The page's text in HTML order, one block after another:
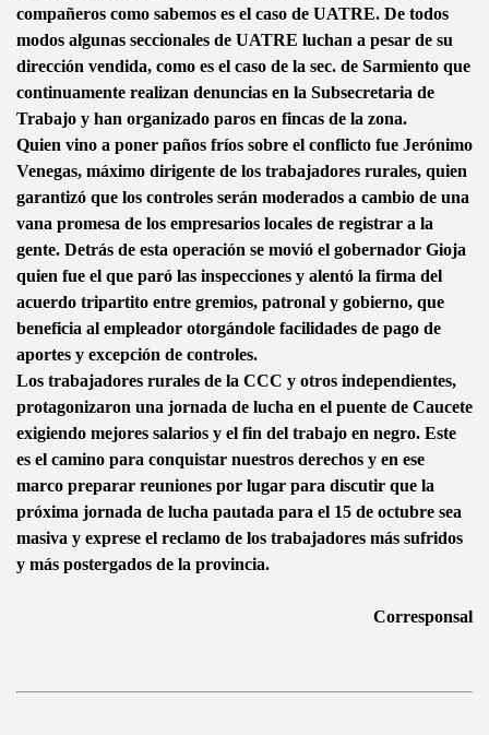
compañeros como sabemos es el caso de UATRE. De todos
modos algunas seccionales de UATRE luchan a pesar de su
dirección vendida, como es el caso de la sec. de Sarmiento que
continuamente realizan denuncias en la Subsecretaria de
Trabajo y han organizado paros en fincas de la zona.
Quien vino a poner paños fríos sobre el conflicto fue Jerónimo
Venegas, máximo dirigente de los trabajadores rurales, quien
garantizó que los controles serán moderados a cambio de una
vana promesa de los empresarios locales de registrar a la
gente. Detrás de esta operación se movió el gobernador Gioja
quien fue el que paró las inspecciones y alentó la firma del
acuerdo tripartito entre gremios, patronal y gobierno, que
beneficia al empleador otorgándole facilidades de pago de
aportes y excepción de controles.
Los trabajadores rurales de la CCC y otros independientes,
protagonizaron una jornada de lucha en el puente de Caucete
exigiendo mejores salarios y el fin del trabajo en negro. Este
es el camino para conquistar nuestros derechos y en ese
marco preparar reuniones por lugar para discutir que la
próxima jornada de lucha pautada para el 15 de octubre sea
masiva y exprese el reclamo de los trabajadores más sufridos
y más postergados de la provincia.
Corresponsal